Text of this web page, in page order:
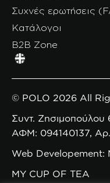
Συχνές ερωτήσεις
Κατάλογοι
B2B Zone
© POLO 2026 All
Συντ.
ΑΦΜ: 094140137,
Web Developement:
MY CUP OF TEA